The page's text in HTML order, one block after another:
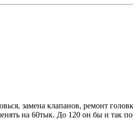
замена клапанов, ремонт
на 60тык. До 120 он бы и так